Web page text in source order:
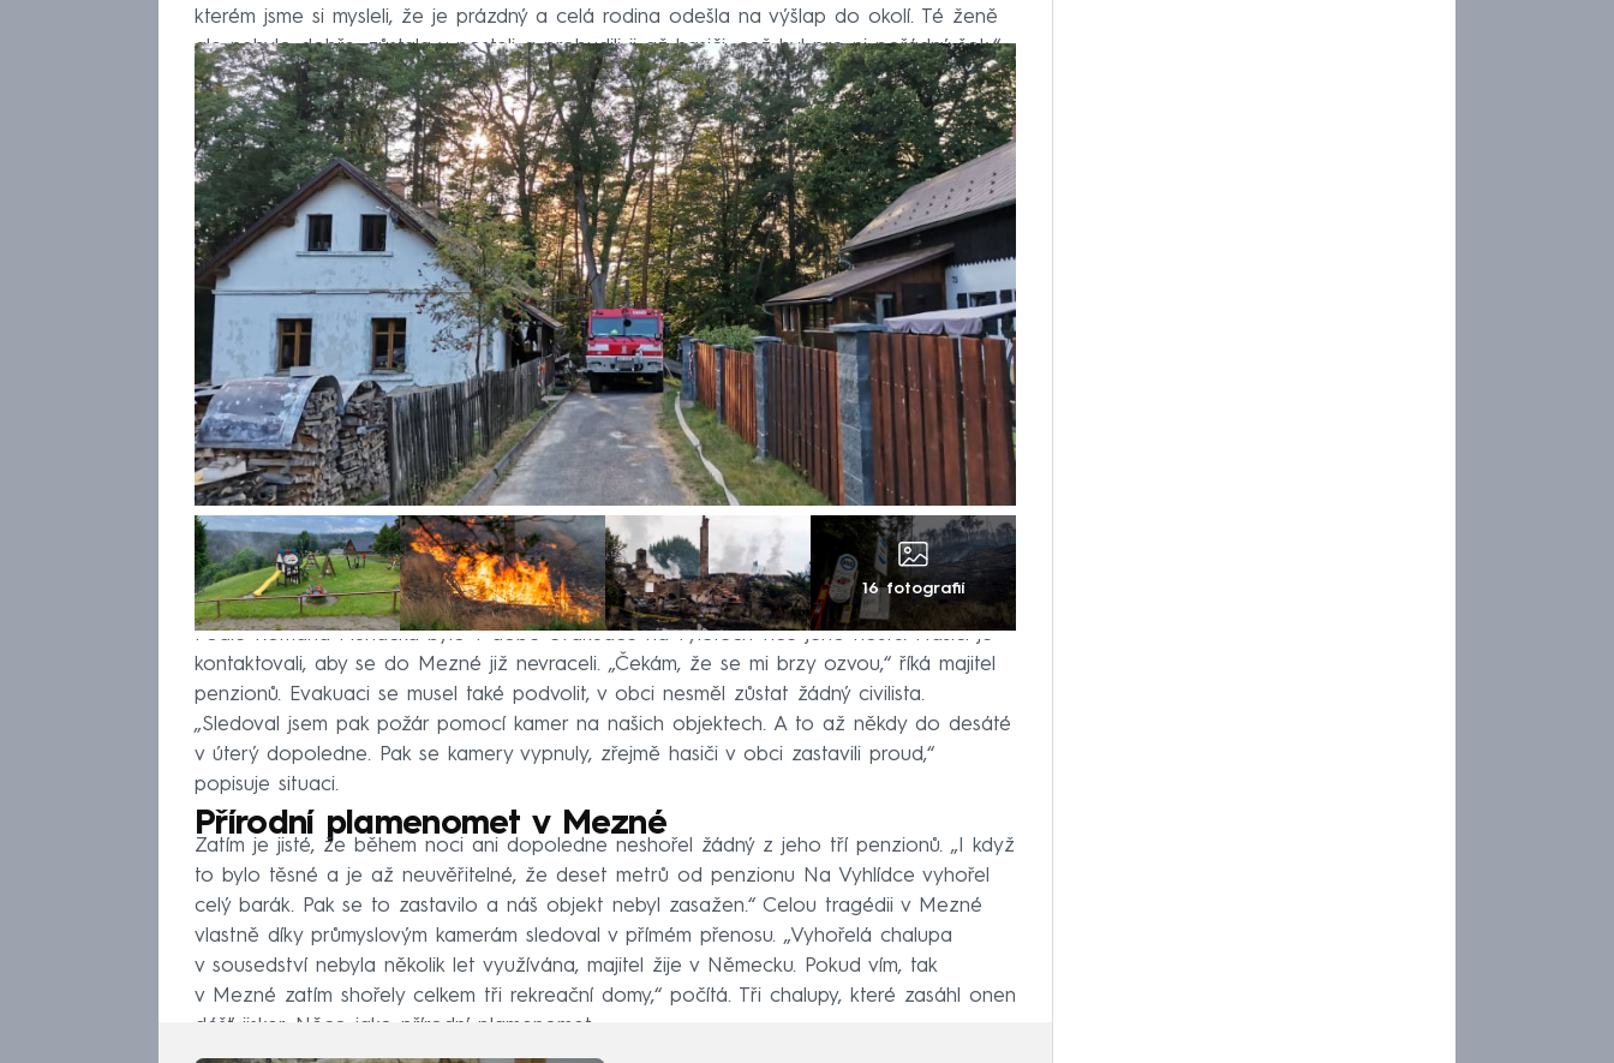
kterém jsme si mysleli, že je prázdný a celá rodina odešla na výšlap do okolí. Té ženě
ale nebylo dobře, zůstala v posteli a probudili ji až hasiči, což byl pro ni pořádný šok.“
16 fotografií
Podle Romana Pluháčka bylo v době evakuace na výletech více jeho hostů. Hasiči je
kontaktovali, aby se do Mezné již nevraceli. „Čekám, že se mi brzy ozvou,“ říká majitel
penzionů. Evakuaci se musel také podvolit, v obci nesměl zůstat žádný civilista.
„Sledoval jsem pak požár pomocí kamer na našich objektech. A to až někdy do desáté
v úterý dopoledne. Pak se kamery vypnuly, zřejmě hasiči v obci zastavili proud,“
popisuje situaci.
Přírodní plamenomet v Mezné
Zatím je jisté, že během noci ani dopoledne neshořel žádný z jeho tří penzionů. „I když
to bylo těsné a je až neuvěřitelné, že deset metrů od penzionu Na Vyhlídce vyhořel
celý barák. Pak se to zastavilo a náš objekt nebyl zasažen.“ Celou tragédii v Mezné
vlastně díky průmyslovým kamerám sledoval v přímém přenosu. „Vyhořelá chalupa
v sousedství nebyla několik let využívána, majitel žije v Německu. Pokud vím, tak
v Mezné zatím shořely celkem tři rekreační domy,“ počítá. Tři chalupy, které zasáhl onen
déšť jisker. Něco jako přírodní plamenomet.